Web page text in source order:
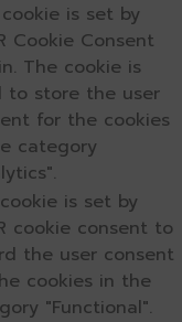
is set by
Cookie Consent
The cookie is
to store the user
for the cookies
category
is set by
cookie consent to
the user consent
cookies in the
"Functional".